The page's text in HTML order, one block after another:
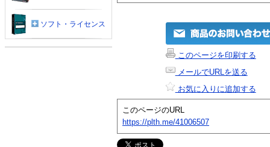
このページを印刷する
メールでURLを送る
お気に入りに追加する
このページのURL
https://plth.me/41006507
ソフト・ライセンス